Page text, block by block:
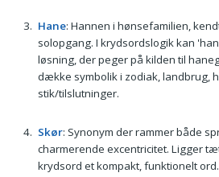
Hane: Hannen i hønsefamilien,
solopgang. I krydsordslogik kan
løsning, der peger på kilden til
dække symbolik i zodiak, landbrug,
stik/tilslutninger.
Skør: Synonym der rammer både
charmerende excentricitet. Ligger
krydsord et kompakt, funktionelt